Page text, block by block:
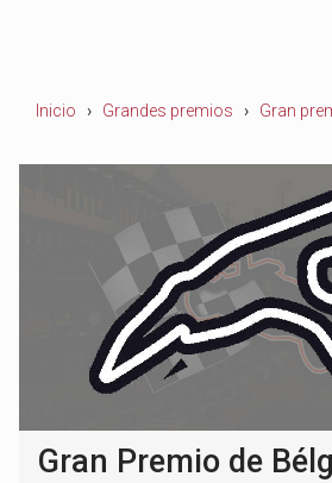
Inicio Grandes premios Gran
Gran Premio de